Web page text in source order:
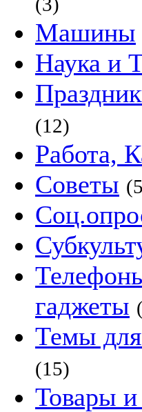
Машины
Наука и
(12)
Работа,
Советы
гаджеты
Темы
(15)
Товары